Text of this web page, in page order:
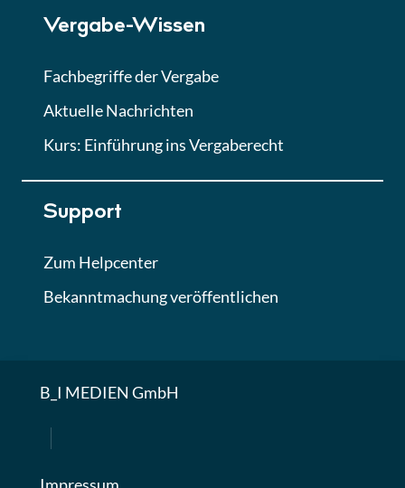
Vergabe-Wissen
Fachbegriffe der Vergabe
Aktuelle Nachrichten
Kurs: Einführung ins Vergaberecht
Support
Zum Helpcenter
Bekanntmachung veröffentlichen
B_I MEDIEN GmbH